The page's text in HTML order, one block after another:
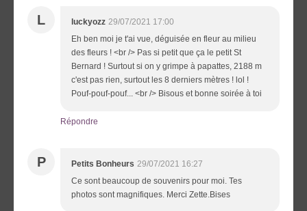
L luckyozz 29/07/2021 17:00
Eh ben moi je t'ai vue, déguisée en fleur au milieu
des fleurs ! <br /> Pas si petit que ça le petit St
Bernard ! Surtout si on y grimpe à papattes, 2188 m
c'est pas rien, surtout les 8 derniers mètres ! lol !
Pouf-pouf-pouf... <br /> Bisous et bonne soirée à toi
Répondre
P Petits Bonheurs 29/07/2021 16:27
Ce sont beaucoup de souvenirs pour moi. Tes
photos sont magnifiques. Merci Zette.Bises